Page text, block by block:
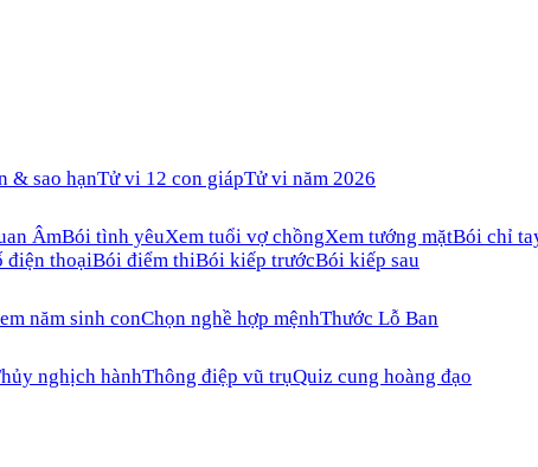
& sao hạnTử vi 12 con giápTử vi năm 2026
ÂmBói tình yêuXem tuổi vợ chồngXem tướng mặtBói chỉ
điện thoạiBói điểm thiBói kiếp trướcBói kiếp sau
năm sinh conChọn nghề hợp mệnhThước Lỗ Ban
nghịch hànhThông điệp vũ trụQuiz cung hoàng đạo